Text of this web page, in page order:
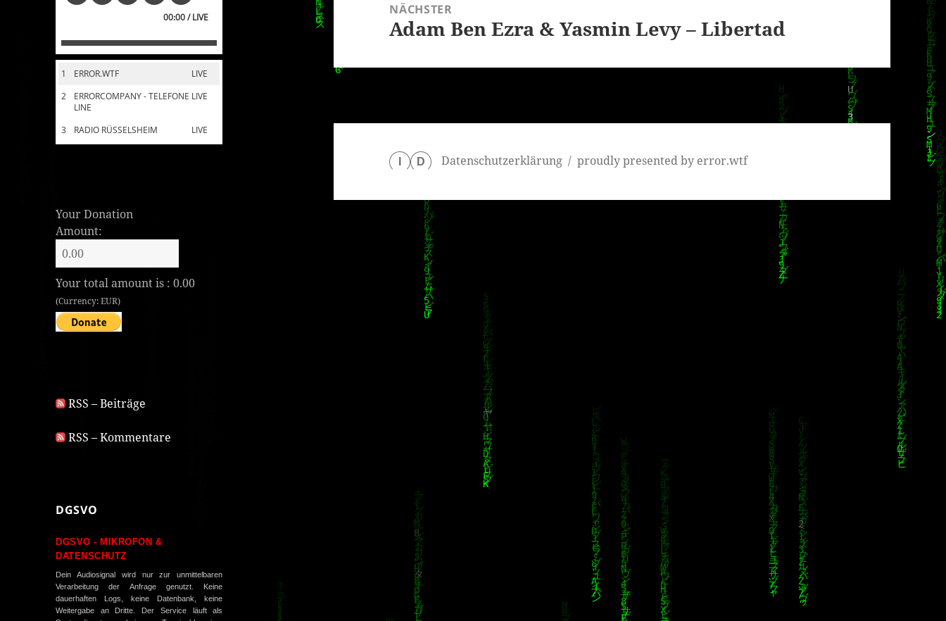
00:00 / LIVE
1 LIVE
ERROR.WTF
2
LIVE
ERRORCOMPANY - TELEFONE
LINE
3
LIVE
RADIO RÜSSELSHEIM
Your Donation
Amount:
Your total amount is :0.00
(Currency: EUR)
RSS – Beiträge
RSS – Kommentare
DGSVO
DGSVO - MIKROFON &
DATENSCHUTZ
Dein Audiosignal wird nur zur unmittelbaren
Verarbeitung der Anfrage genutzt. Keine
dauerhaften Logs, keine Datenbank, keine
Weitergabe an Dritte. Der Service läuft als
NÄCHSTER
Nächster
Adam Ben Ezra & Yasmin Levy – Libertad
D Datenschutzerklärung proudly presented by error.wtf